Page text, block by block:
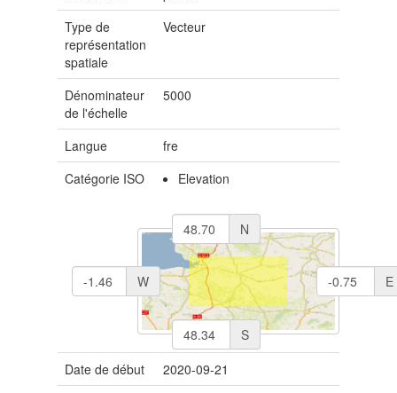
Type de
représentation
spatiale
Vecteur
Dénominateur
de l'échelle
5000
Langue
fre
Catégorie ISO
Elevation
N
S
E
W
Date de début
2020-09-21